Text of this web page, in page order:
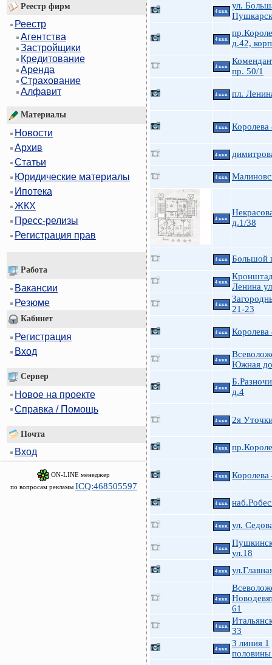
Реестр фирм
Реестр
Агентства
Застройщики
Кредитование
Аренда
Страхование
Алфавит
Материалы
Новости
Архив
Статьи
Юридические материалы
Ипотека
ЖКХ
Пресс-релизы
Регистрация прав
Работа
Вакансии
Резюме
Кабинет
Регистрация
Вход
Сервер
Новое на проекте
Справка / Помощь
Почта
Вход
ON-LINE менеджер
по вопросам рекламы ICQ:468505597
4 ккв.
ул.
4 ккв.
д.42,
4 ккв.
пр. 50/1
4 ккв. пл.
4 ккв. Королева
4 ккв.
4 ккв.
4 ккв.
д.1/38
4 ккв. Большой
4 ккв.
Ленина
4 ккв.
21-23
4 ккв. Королева
4 ккв.
Южная
4 ккв.
д.4
4 ккв. 2я
4 ккв.
4 ккв. Королева
4 ккв.
4 ккв. ул.
4 ккв.
ул.18
4 ккв.
4 ккв.
61
4 ккв.
33
4 ккв.
3 линия 1